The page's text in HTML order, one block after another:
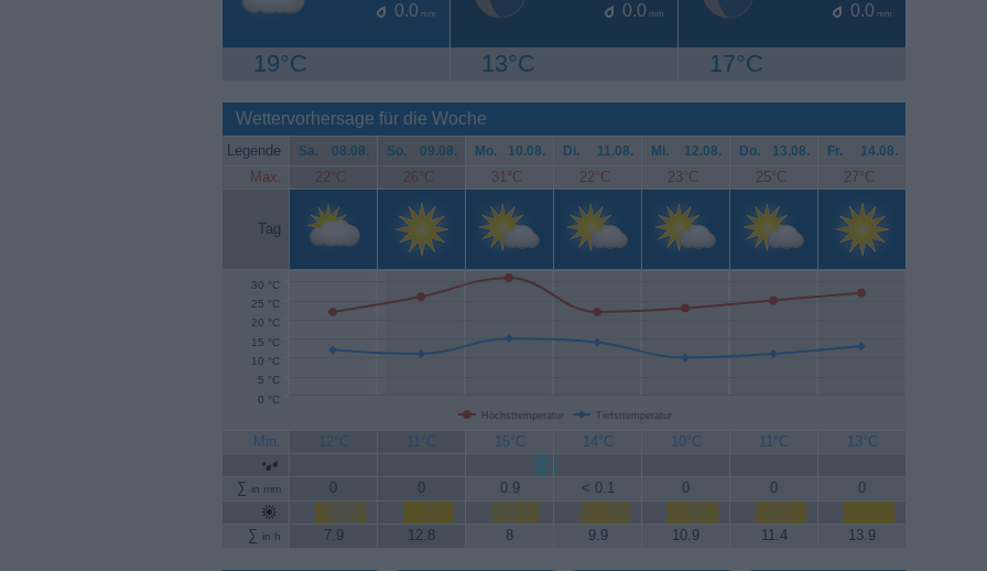
0.0 mm
19°C
0.0 mm
13°C
0.0 mm
17°C
Wettervorhersage für die Woche
Legende Sa. 08.08. So. 09.08. Mo. 10.08. Di. 11.08. Mi. 12.08. Do. 13.08. Fr. 14.08.
Max. 22°C 26°C 31°C 22°C 23°C 25°C 27°C
Tag
Höchsttemperatur Tiefsttemperatur
0 °C
5 °C
10 °C
15 °C
20 °C
25 °C
30 °C
Min. 12°C 11°C 15°C 14°C 10°C 11°C 13°C
∑ in mm 0 0 0.9 < 0.1 0 0 0
∑ in h 7.9 12.8 8 9.9 10.9 11.4 13.9